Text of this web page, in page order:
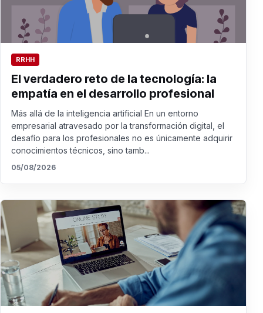
RRHH
El verdadero reto de la tecnología: la
empatía en el desarrollo profesional
Más allá de la inteligencia artificial En un entorno
empresarial atravesado por la transformación digital, el
desafío para los profesionales no es únicamente adquirir
conocimientos técnicos, sino tamb...
05/08/2026